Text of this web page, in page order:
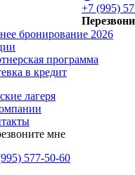
+7 (995)
бронирование 2026
программа
в кредит
лагеря
мне
577-50-60